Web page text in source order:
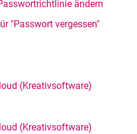
ändern
"Passwort vergessen"
(Kreativsoftware)
(Kreativsoftware)